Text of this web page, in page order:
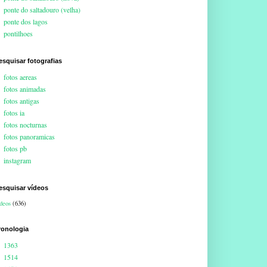
ponte do saltadouro (velha)
ponte dos lagos
pontilhoes
fotografias
fotos aereas
fotos animadas
fotos antigas
fotos ia
fotos nocturnas
fotos panoramicas
fotos pb
instagram
vídeos
(636)
1363
1514